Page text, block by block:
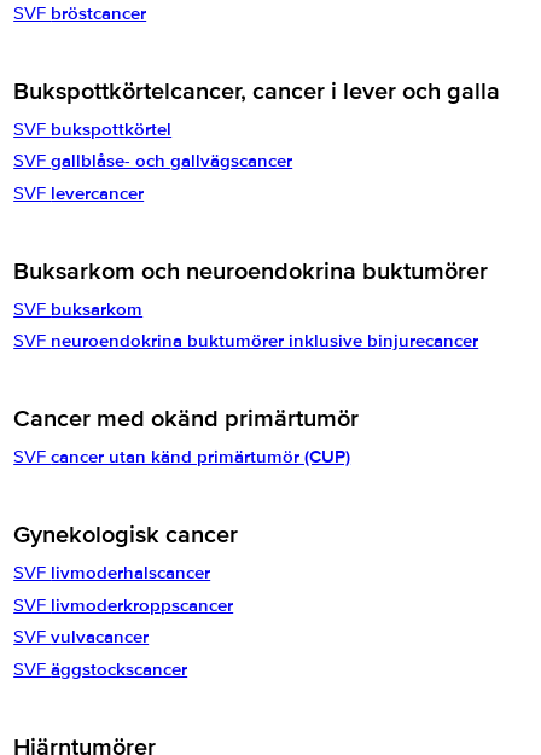
SVF bröstcancer
Bukspottkörtelcancer, cancer i lever och galla
SVF bukspottkörtel
SVFgallblåse- och gallvägscancer
SVF levercancer
Buksarkom och neuroendokrina buktumörer
SVF buksarkom
SVF neuroendokrina buktumörer inklusive binjurecancer
Cancer med okänd primärtumör
SVFcancer utan känd primärtumör (CUP)
Gynekologisk cancer
SVF livmoderhalscancer
SVF livmoderkroppscancer
SVFvulvacancer
SVFäggstockscancer
Hjärntumörer